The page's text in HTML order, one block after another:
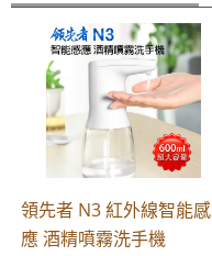
領先者 N3 紅外線智能感
應 酒精噴霧洗手機